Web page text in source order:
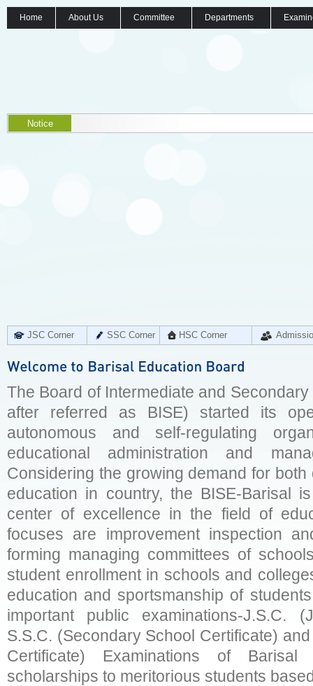
Home About Us Committee Departments
Notice
JSC Corner SSC Corner HSC Corner
The Board of Intermediate and
after referred as BISE) started its
autonomous and self-regulating
educational administration and
Considering the growing demand for
education in country, the BISE-Barisal
center of excellence in the field of
focuses are improvement inspection
forming managing committees of
student enrollment in schools and
education and sportsmanship of
important public examinations-J.S.C.
S.S.C. (Secondary School Certificate)
Certificate) Examinations of
scholarships to meritorious students